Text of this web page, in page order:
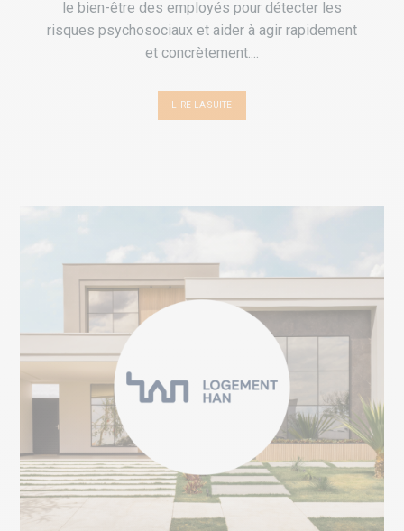
le bien-être des employés pour détecter les
risques psychosociaux et aider à agir rapidement
et concrètement....
LIRE LA SUITE